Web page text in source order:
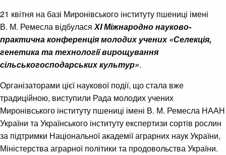
21 квітня на базі Миронівського інституту пшениці імені
В. М. Ремесла відбуласяХIМіжнародно науково-
практична конференція молодих учених «Селекція,
генетика та технології вирощування
сільськогосподарських культур».
Організаторами цієї наукової події, що стала вже
традиційною, виступили Рада молодих учених
Миронівського інституту пшениці імені В. М. Ремесла НААН
України та Українського інституту експертизи сортів рослин
за підтримки Національної академії аграрних наук України,
Міністерства аграрної політики та продовольства України.